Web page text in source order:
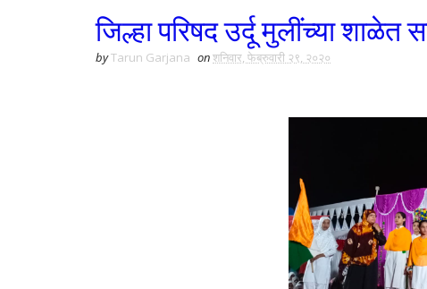
जिल्हा परिषद उर्दू मुलींच्या
byTarun Garjana onशनिवार, फेब्रुवारी २९, २०२०